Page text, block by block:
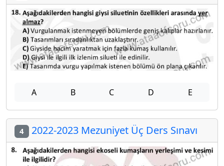
A B C D E
4 2022-2023 Mezuniyet Üç Ders Sınavı